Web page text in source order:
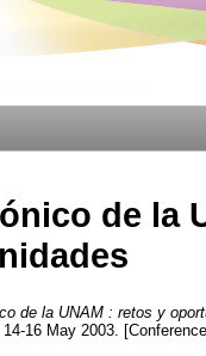
de la
de la UNAM : retos y
16 May 2003.